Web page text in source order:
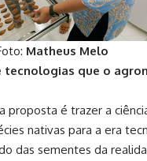
Matheus Melo
tecnologias que o
proposta é trazer a
nativas para a era
das sementes da